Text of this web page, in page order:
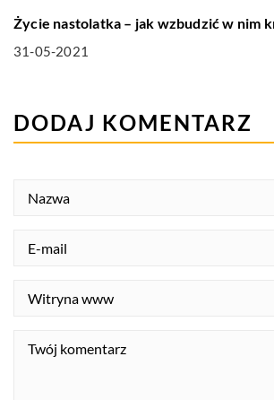
Życie nastolatka – jak wzbudzić w nim
31-05-2021
DODAJ KOMENTARZ